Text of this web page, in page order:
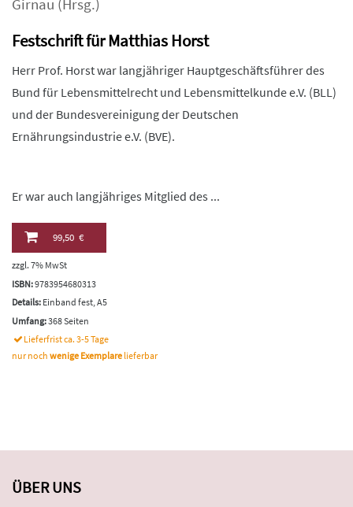
Girnau (Hrsg.)
Festschrift für Matthias Horst
Herr Prof. Horst war langjähriger Hauptgeschäftsführer des
Bund für Lebensmittelrecht und Lebensmittelkunde e.V. (BLL)
und der Bundesvereinigung der Deutschen
Ernährungsindustrie e.V. (BVE).
Er war auch langjähriges Mitglied des ...
99,50 €
zzgl. 7% MwSt
ISBN:9783954680313
Details: Einband fest, A5
Umfang:368 Seiten
Lieferfrist ca. 3-5 Tage
nur noch wenige Exemplare lieferbar
ÜBER UNS